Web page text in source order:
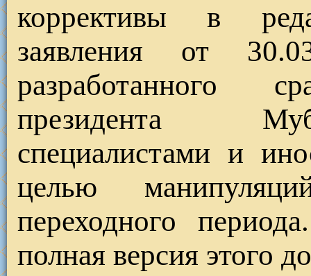
коррективы в
заявления от
разработанного
президента
специалистами и
целью
переходного
полная версия этого